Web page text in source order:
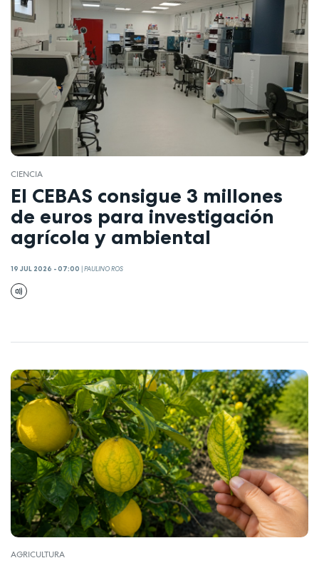
CIENCIA
El CEBAS consigue 3 millones
de euros para investigación
agrícola y ambiental
19 JUL 2026 - 07:00 |PAULINO ROS
AGRICULTURA